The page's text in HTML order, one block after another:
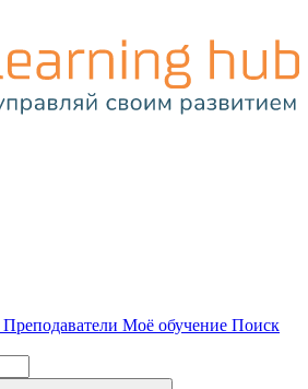
Преподаватели Моё обучение Поиск